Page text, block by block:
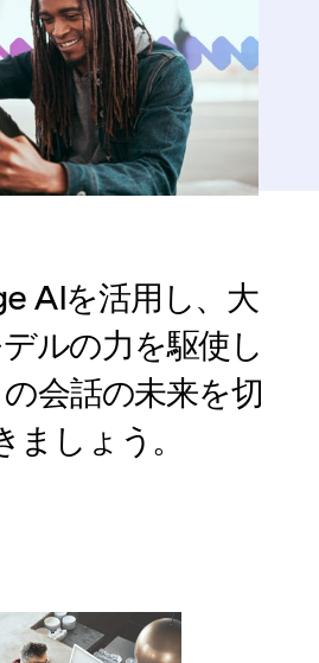
AIを活用し、大
ルの力を駆使し
会話の未来を切
ましょう。